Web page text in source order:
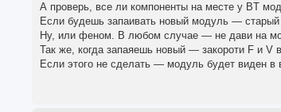
А проверь, все ли компоненты на месте у BT
Если будешь запаивать новый модуль —
Ну, или феном. В любом случае — не дави на
Так же, когда запаяешь новый — закороти F и V
Если этого не сделать — модуль будет виден в